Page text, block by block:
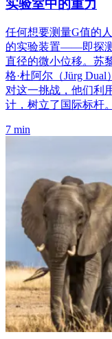
实验室中的重力
任何想要测量G值的
的实验装置——即探
直径的微小位移。苏
格·杜阿尔（Jürg
对这一挑战，他们利
计，树立了国际标杆。
7 min